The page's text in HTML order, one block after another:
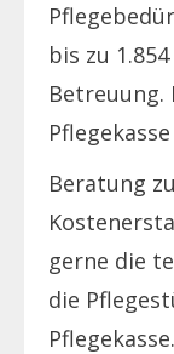
bis zu
Beratung
gerne die
die
Pflegekasse.